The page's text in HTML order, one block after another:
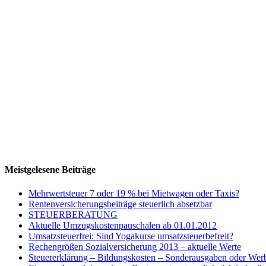
Meistgelesene Beiträge
Mehrwertsteuer 7 oder 19 % bei Mietwagen oder Taxis?
Rentenversicherungsbeiträge steuerlich absetzbar
STEUERBERATUNG
Aktuelle Umzugskostenpauschalen ab 01.01.2012
Umsatzsteuerfrei: Sind Yogakurse umsatzsteuerbefreit?
Rechengrößen Sozialversicherung 2013 – aktuelle Werte
Steuererklärung – Bildungskosten – Sonderausgaben oder